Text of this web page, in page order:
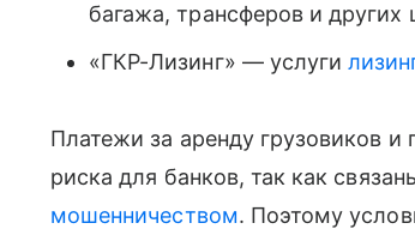
багажа, трансферов и
«ГКР-Лизинг» — услуги
Платежи за аренду грузовиков и
риска для банков, так как
мошенничеством. Поэтому